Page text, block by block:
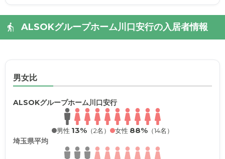
ALSOKグループホーム川口安行の入居者情報
男女比
ALSOKグループホーム川口安行
男性 13% （2名） 女性 88% （14名）
埼玉県平均